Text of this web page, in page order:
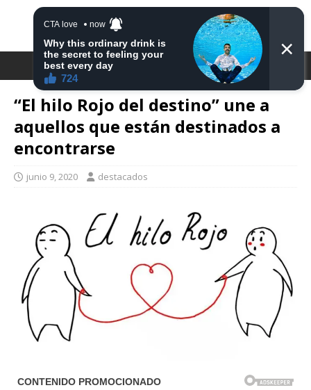
DESTACA2
“El hilo Rojo del destino” une a
aquellos que están destinados a
encontrarse
junio 9, 2020 destacados